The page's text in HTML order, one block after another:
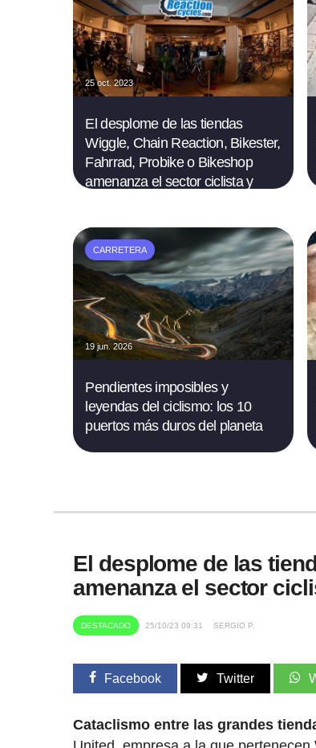
25 oct. 2023
El desplome de las tiendas
Wiggle, Chain Reaction, Bikester,
Fahrrad, Probike o Bikeshop
amenanza el sector ciclista y
CARRETERA
19 jun. 2026
Pendientes imposibles y
leyendas del ciclismo: los 10
puertos más duros del planeta
El desplome de las
amenanza el sector
DESTACADO 25/10/23 09:31 SERGIO P.
Facebook Twitter
Cataclismo entre las grandes